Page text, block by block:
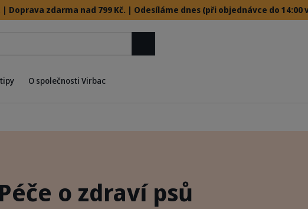
Doprava zdarma nad 799 Kč. | Odesíláme dnes (při objednávce do
O společnosti Virbac
Péče o zdraví psů